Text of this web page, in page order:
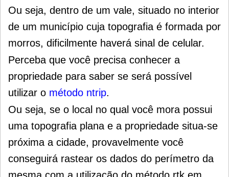
Ou seja, dentro de um vale, situado no interior
de um município cuja topografia é formada por
morros, dificilmente haverá sinal de celular.
Perceba que você precisa conhecer a
propriedade para saber se será possível
utilizar o método ntrip.
Ou seja, se o local no qual você mora possui
uma topografia plana e a propriedade situa-se
próxima a cidade, provavelmente você
conseguirá rastear os dados do perímetro da